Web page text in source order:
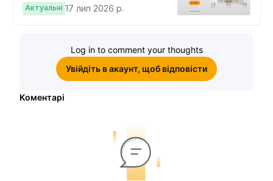
депозит на $100 і торгувати на
Актуальні 17 лип 2026 р.
Log in to comment your thoughts
Увійдіть в акаунт, щоб відповісти
Коментарі